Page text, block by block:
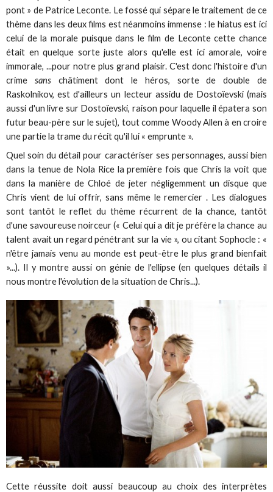
pont » de Patrice Leconte. Le fossé qui sépare le traitement de ce
thème dans les deux films est néanmoins immense : le hiatus est ici
celui de la morale puisque dans le film de Leconte cette chance
était en quelque sorte juste alors qu'elle est ici amorale, voire
immorale, ...pour notre plus grand plaisir. C'est donc l'histoire d'un
crime sanschâtiment dont le héros, sorte de double de
Raskolnikov, est d'ailleurs un lecteur assidu de Dostoïevski (mais
aussi d'un livre sur Dostoïevski, raison pour laquelle il épatera son
futur beau-père sur le sujet), tout comme Woody Allen à en croire
une partie la trame du récit qu'il lui « emprunte ».
Quel soin du détail pour caractériser ses personnages, aussi bien
dans la tenue de Nola Rice la première fois que Chris la voit que
dans la manière de Chloé de jeter négligemment un disque que
Chris vient de lui offrir, sans même le remercier . Les dialogues
sont tantôt le reflet du thème récurrent de la chance, tantôt
d'une savoureuse noirceur (« Celui qui a dit je préfère la chance au
talent avait un regard pénétrant sur la vie », ou citant Sophocle : «
n'être jamais venu au monde est peut-être le plus grand bienfait
»...). Il y montre aussi on génie de l'ellipse (en quelques détails il
nous montre l'évolution de la situation de Chris...).
Cette réussite doit aussi beaucoup au choix des interprètes